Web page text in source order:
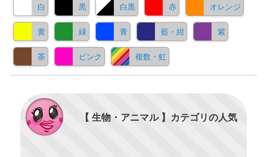
白 黒 白黒 赤 オレンジ
黄 緑 青 藍・紺 紫
茶 ピンク 複数・虹
【 生物・アニマル 】カテゴリの人気